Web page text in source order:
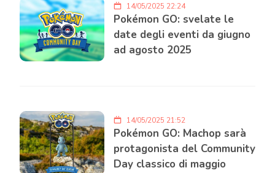
14/05/2025 22:24
Pokémon GO: svelate le
date degli eventi da giugno
ad agosto 2025
14/05/2025 21:52
Pokémon GO: Machop sarà
protagonista del Community
Day classico di maggio